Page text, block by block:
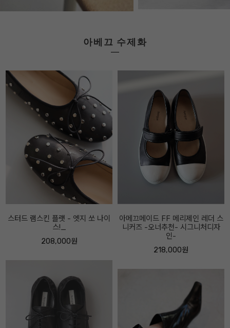
아베끄 수제화
아메끄메이드 FF 메리제인 레더 스
니커즈 -오너추천- 시그니처디자
인-
아베끄메이드 FF 스트링 스니커즈
베이지콤비
218,000원